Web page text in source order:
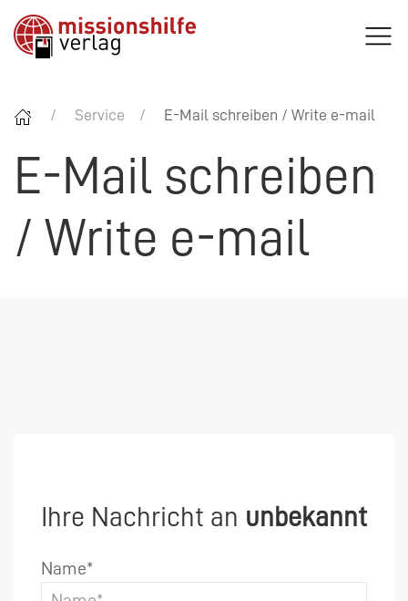
Service E-Mail schreiben / Write e-mail
E-Mail schreiben
/ Write e-mail
Ihre Nachricht an unbekannt
Name*